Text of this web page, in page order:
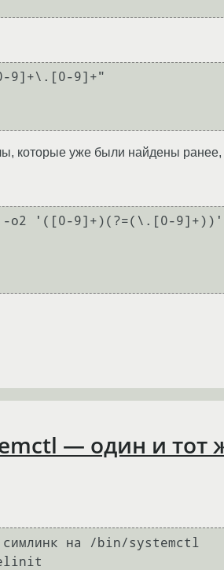
9]+\.[0-9]+"
которые уже были найдены
-o2 '([0-9]+)(?=(\.[0-9]+))'
— один и тот
на /bin/systemctl